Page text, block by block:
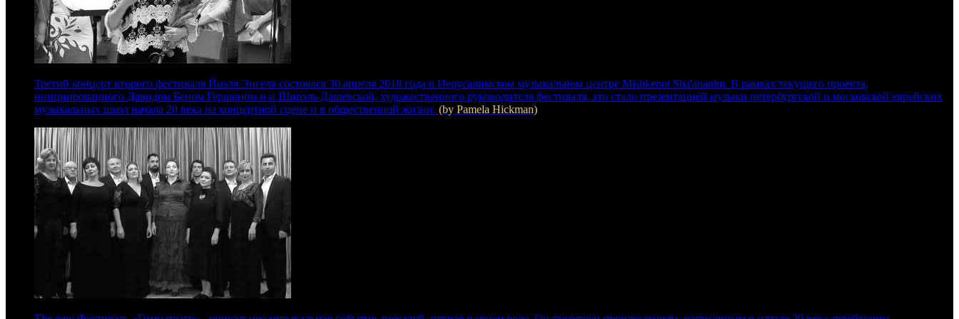
Третий концерт второго фестиваля Йоэля Энгеля состоялся 30 апреля 2018 года в Иерусалимском музыкальном центре Mishkenot Sha'ananim. В рамках текущего проекта,
инициированного Давидом Беном Гершоном и и Ширэль Дашевской, художественного руководителя фестиваля, это стало презентацией музыки петербургской и московской еврейских
музыкальных школ начала 20 века на концертной сцене и в общественной жизни. (by Pamela Hickman)